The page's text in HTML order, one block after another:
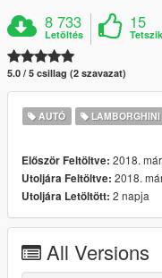
8 733
Letöltés
15
Tetszik
5.0 / 5 csillag (2 szavazat)
AUTÓ LAMBORGHINI
Először Feltöltve: 2018.
Utoljára Feltöltve: 2018.
Utoljára Letöltött: 2 napja
All Versions